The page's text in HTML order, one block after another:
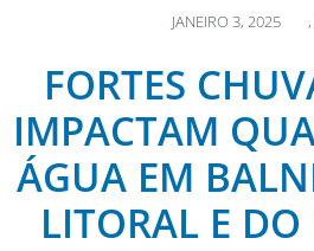
JANEIRO 3, 2025 ,
FORTES
IMPACTAM
ÁGUA EM
LITORAL E